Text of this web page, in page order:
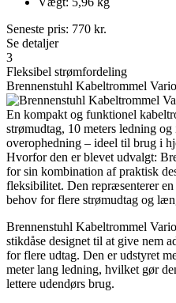
Seneste pris: 770 kr.
Se detaljer
3
Fleksibel strømfordeling
Brennenstuhl Kabeltrommel
En kompakt og funktionel
strømudtag, 10 meters ledning
overophedning – ideel til brug i
Hvorfor den er blevet udvalgt:
for sin kombination af praktisk
fleksibilitet. Den repræsenterer
behov for flere strømudtag og
Brennenstuhl Kabeltrommel
stikdåse designet til at give nem
for flere udtag. Den er udstyret
meter lang ledning, hvilket gør
lettere udendørs brug.